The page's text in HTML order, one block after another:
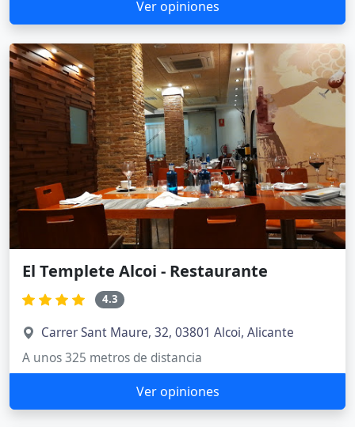
Ver opiniones
El Templete Alcoi - Restaurante
4.3
Carrer Sant Maure, 32, 03801 Alcoi, Alicante
A unos 325 metros de distancia
Ver opiniones